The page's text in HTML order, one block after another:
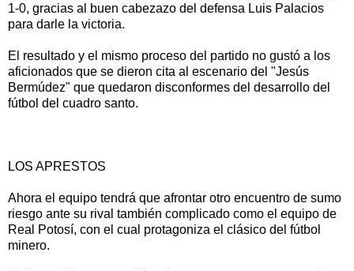
1-0, gracias al buen cabezazo del defensa Luis Palacios
para darle la victoria.
El resultado y el mismo proceso del partido no gustó a los
aficionados que se dieron cita al escenario del "Jesús
Bermúdez" que quedaron disconformes del desarrollo del
fútbol del cuadro santo.
LOS APRESTOS
Ahora el equipo tendrá que afrontar otro encuentro de sumo
riesgo ante su rival también complicado como el equipo de
Real Potosí, con el cual protagoniza el clásico del fútbol
minero.